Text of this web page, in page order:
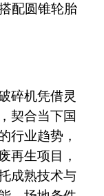
配圆锥轮胎
碎机凭借灵
契合当下国
行业趋势，
再生项目，
成熟技术与